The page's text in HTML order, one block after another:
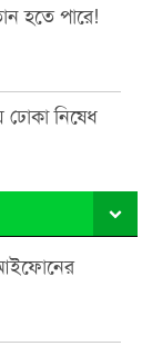
হতে পারে!
ঢোকা নিষেধ